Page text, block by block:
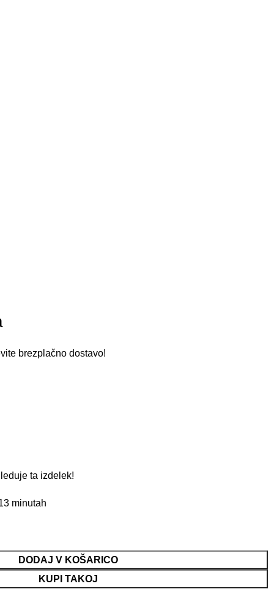
brezplačno dostavo!
ta izdelek!
minutah
DODAJ V KOŠARICO
KUPI TAKOJ